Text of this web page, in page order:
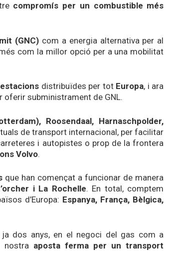
compromís per un combustible més
(GNC) com a energia alternativa per al
com la millor opció per a una mobilitat
estacions distribuïdes per tot Europa, i ara
oferir subministrament de GNL.
Roosendaal, Harnaschpolder,
de transport internacional, per facilitar
i autopistes o prop de la frontera
Volvo.
que han començat a funcionar de manera
i La Rochelle. En total, comptem
d’Europa: Espanya, França, Bèlgica,
dos anys, en el negoci del gas com a
nostra aposta ferma per un transport